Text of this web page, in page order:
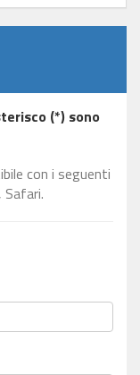
(*) sono
con i seguenti
Safari.